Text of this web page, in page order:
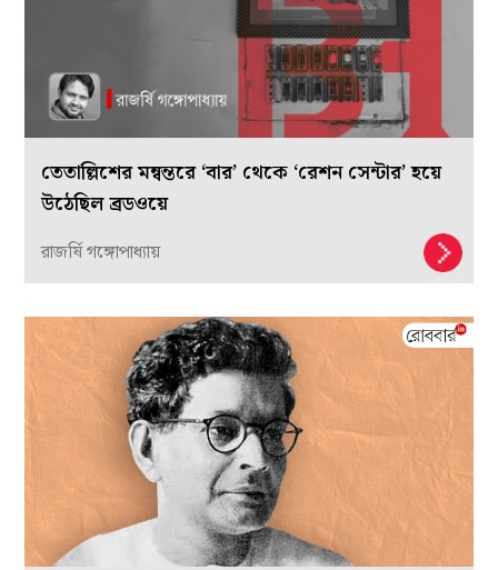
তেতাল্লিশের মন্বন্তরে ‘বার’ থেকে ‘রেশন সেন্টার’ হয়ে
উঠেছিল ব্রডওয়ে
রাজর্ষি গঙ্গোপাধ্যায়